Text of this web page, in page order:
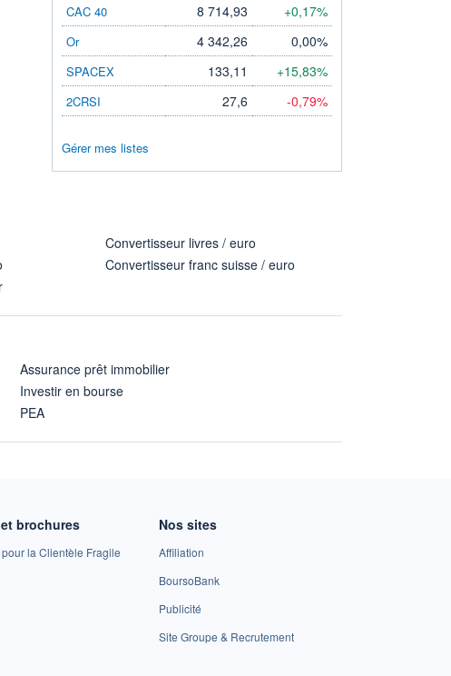
CAC 40 8 714,93 +0,17%
Or 4 342,26 0,00%
SPACEX 133,11 +15,83%
2CRSI 27,6 -0,79%
Gérer mes listes
Convertisseur livres / euro
Convertisseur franc suisse / euro
Assurance prêt immobilier
Investir en bourse
PEA
brochures
la Clientèle Fragile
Nos sites
Affiliation
BoursoBank
Publicité
Site Groupe & Recrutement